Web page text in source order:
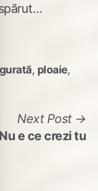
, ploaie,
Next Post
Nu e ce crezi tu